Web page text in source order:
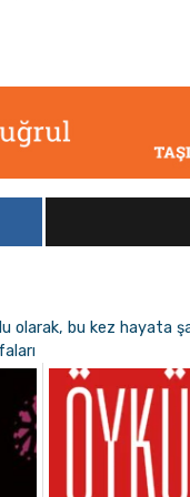
bu kez hayata